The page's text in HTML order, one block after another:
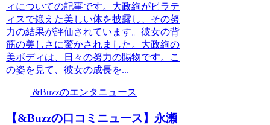
ィについての記事です。大政絢がピラテ
ィスで鍛えた美しい体を披露し、その努
力の結果が評価されています。彼女の背
筋の美しさに驚かされました。大政絢の
美ボディは、日々の努力の賜物です。こ
の姿を見て、彼女の成長を...
&Buzzのエンタニュース
【&Buzzの口コミニュース】永瀬